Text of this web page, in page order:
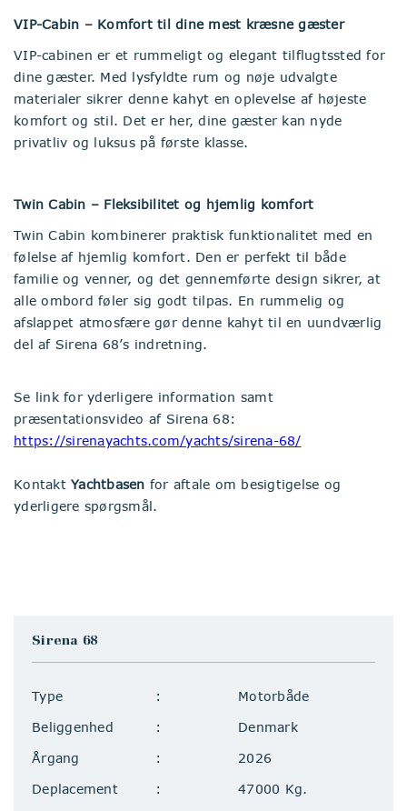
VIP-Cabin – Komfort til dine mest kræsne gæster
VIP-cabinen er et rummeligt og elegant tilflugtssted for
dine gæster. Med lysfyldte rum og nøje udvalgte
materialer sikrer denne kahyt en oplevelse af højeste
komfort og stil. Det er her, dine gæster kan nyde
privatliv og luksus på første klasse.
Twin Cabin – Fleksibilitet og hjemlig komfort
Twin Cabin kombinerer praktisk funktionalitet med en
følelse af hjemlig komfort. Den er perfekt til både
familie og venner, og det gennemførte design sikrer, at
alle ombord føler sig godt tilpas. En rummelig og
afslappet atmosfære gør denne kahyt til en uundværlig
del af Sirena 68’s indretning.
Se link for yderligere information samt
præsentationsvideo af Sirena 68:
https://sirenayachts.com/yachts/sirena-68/
Kontakt Yachtbasen for aftale om besigtigelse og
yderligere spørgsmål.
Sirena 68
Type
Motorbåde
Beliggenhed
Denmark
Årgang
2026
Deplacement
47000 Kg.